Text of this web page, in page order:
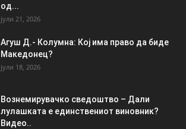
од...
јули 21, 2026
Агуш Д.- Колумна: Кој има право да биде
Македонец?
јули 18, 2026
Вознемирувачко сведоштво – Дали
лулашката е единствениот виновник?
Видео..